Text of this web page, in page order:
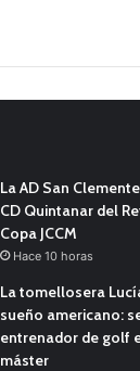
La AD San
CD Quintanar del
Copa JCCM
Hace 10 horas
La tomellosera
sueño americano:
entrenador de golf
máster